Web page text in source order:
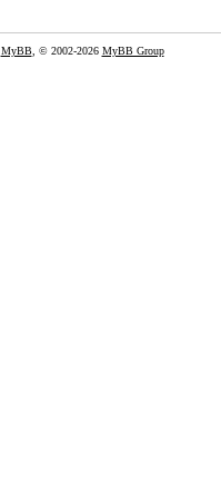
MyBB, © 2002-2026 MyBB Group